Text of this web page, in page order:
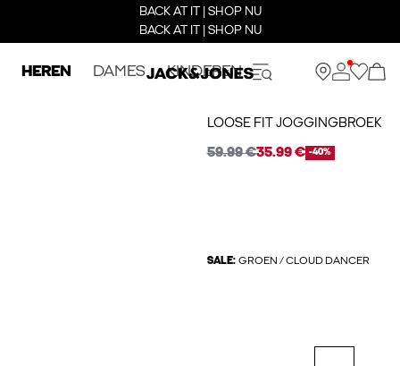
BACK AT IT | SHOP NU
BACK AT IT | SHOP NU
HEREN DAMES KINDEREN
LOOSE FIT JOGGINGBROEK
59.99 €35.99 € -40%
SALE: GROEN / CLOUD DANCER